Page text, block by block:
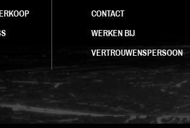
CONTACT
WERKEN BIJ
VERTROUWENSPERSOON